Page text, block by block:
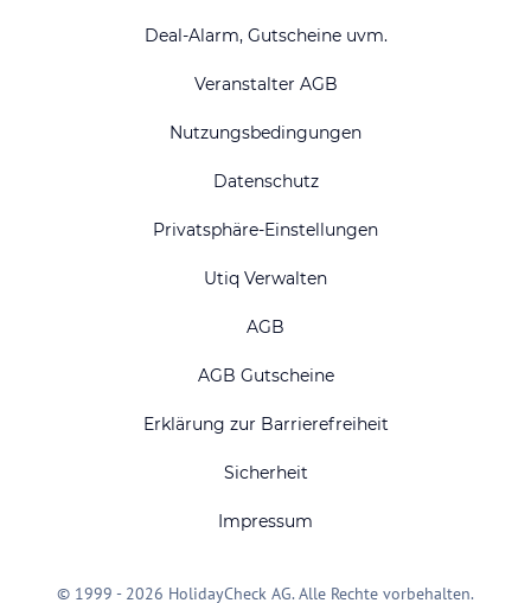
Deal-Alarm, Gutscheine uvm.
Veranstalter AGB
Nutzungsbedingungen
Datenschutz
Privatsphäre-Einstellungen
Utiq Verwalten
AGB
AGB Gutscheine
Erklärung zur Barrierefreiheit
Sicherheit
Impressum
© 1999 - 2026 HolidayCheck AG. Alle Rechte vorbehalten.